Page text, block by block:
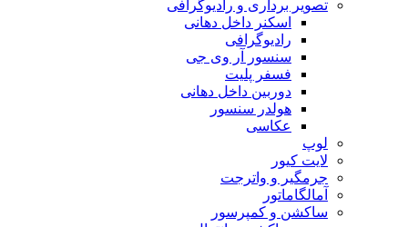
تصویر برداری و رادیوگرافی
اسکنر داخل دهانی
رادیوگرافی
سنسور آر وی جی
فسفر پلیت
دوربین داخل دهانی
هولدر سنسور
عکاسی
لوپ
لایت کیور
جرمگیر و واترجت
آمالگاماتور
ساکشن و کمپرسور